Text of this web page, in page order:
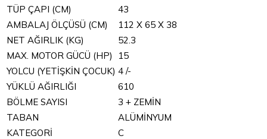
TÜP ÇAPI (CM)
43
AMBALAJ ÖLÇÜSÜ (CM)
112 X 65 X 38
NET AĞIRLIK (KG)
52.3
MAX. MOTOR GÜCÜ (HP)
15
YOLCU (YETİŞKİN ÇOCUK) 4 /-
YÜKLÜ AĞIRLIĞI
610
BÖLME SAYISI
3 + ZEMİN
TABAN
ALÜMİNYUM
KATEGORİ
C